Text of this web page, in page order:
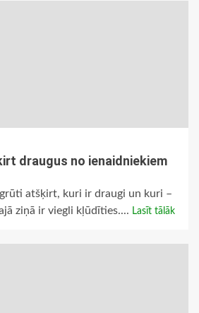
draugus no ienaidniekiem
atšķirt, kuri ir draugi un kuri –
ziņā ir viegli kļūdīties.... Lasīt tālāk